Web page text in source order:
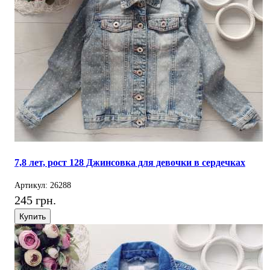
7,8 лет, рост 128 Джинсовка для девочки в сердечках
Артикул: 26288
245 грн.
Купить